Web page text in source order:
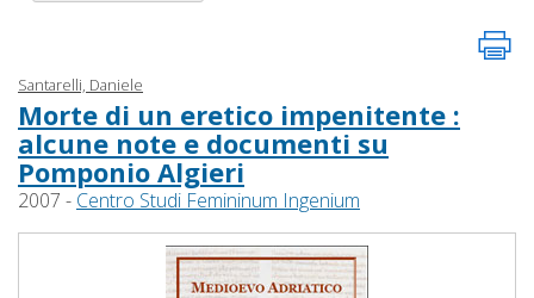
Santarelli, Daniele
Morte di un eretico impenitente :
alcune note e documenti su
Pomponio Algieri
2007 - Centro Studi Femininum Ingenium